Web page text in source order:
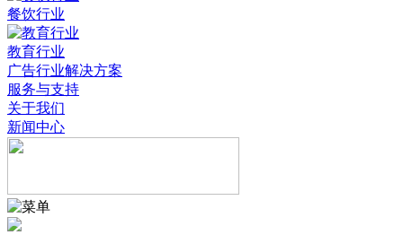
餐饮行业
教育行业
广告行业解决方案
服务与支持
关于我们
新闻中心